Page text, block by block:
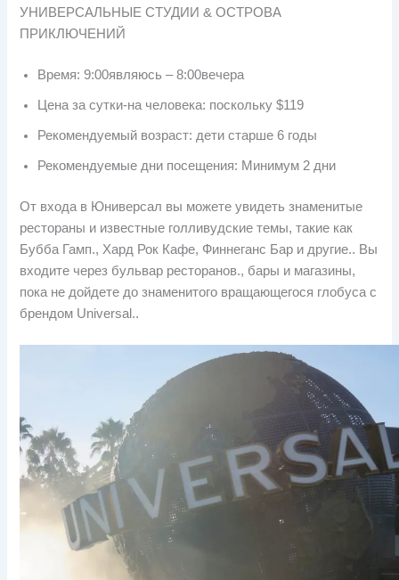
УНИВЕРСАЛЬНЫЕ СТУДИИ & ОСТРОВА
ПРИКЛЮЧЕНИЙ
Время: 9:00являюсь – 8:00вечера
Цена за сутки-на человека: поскольку $119
Рекомендуемый возраст: дети старше 6 годы
Рекомендуемые дни посещения: Минимум 2 дни
От входа в Юниверсал вы можете увидеть знаменитые
рестораны и известные голливудские темы, такие как
Бубба Гамп., Хард Рок Кафе, Финнеганс Бар и другие.. Вы
входите через бульвар ресторанов., бары и магазины,
пока не дойдете до знаменитого вращающегося глобуса с
брендом Universal..